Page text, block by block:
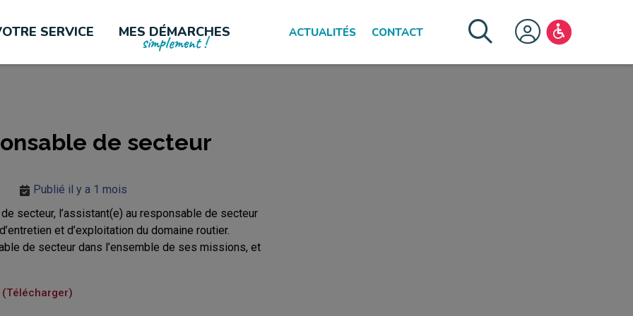
SERVICE MES DÉMARCHES
simplement !
ACTUALITÉS CONTACT
LES PLUS CONSULTÉES
de secteur
Publié il y a 1 mois
secteur, l’assistant(e) au responsable de secteur
et d’exploitation du domaine routier.
de secteur dans l’ensemble de ses missions, et
Télécharger